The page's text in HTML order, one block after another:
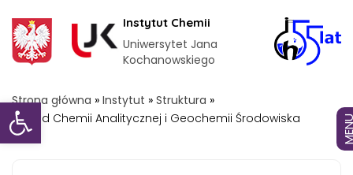
Otwórz pasek narzędzi
Instytut Chemii
Uniwersytet Jana
Kochanowskiego
Strona główna » Instytut » Struktura »
Zakład Chemii Analitycznej i Geochemii Środowiska